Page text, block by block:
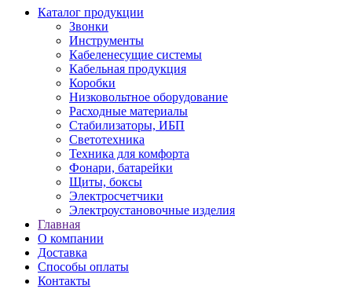
Каталог продукции
Звонки
Инструменты
Кабеленесущие системы
Кабельная продукция
Коробки
Низковольтное оборудование
Расходные материалы
Стабилизаторы, ИБП
Светотехника
Техника для комфорта
Фонари, батарейки
Щиты, боксы
Электросчетчики
Электроустановочные изделия
Главная
О компании
Доставка
Способы оплаты
Контакты